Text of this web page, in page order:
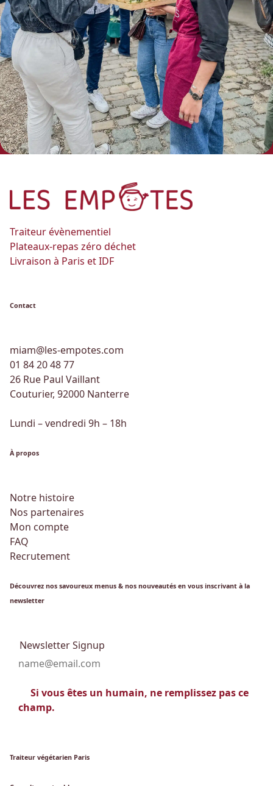
Traiteur évènementiel
Plateaux-repas zéro déchet
Livraison à Paris et IDF
Contact
miam@les-empotes.com
01 84 20 48 77
26 Rue Paul Vaillant
Couturier, 92000 Nanterre
Lundi – vendredi 9h – 18h
À propos
Notre histoire
Nos partenaires
Mon compte
FAQ
Recrutement
Découvrez nos savoureux menus & nos nouveautés en vous inscrivant à la
newsletter
Newsletter Signup
Si vous êtes un humain, ne remplissez pas ce
champ.
Traiteur végétarien Paris